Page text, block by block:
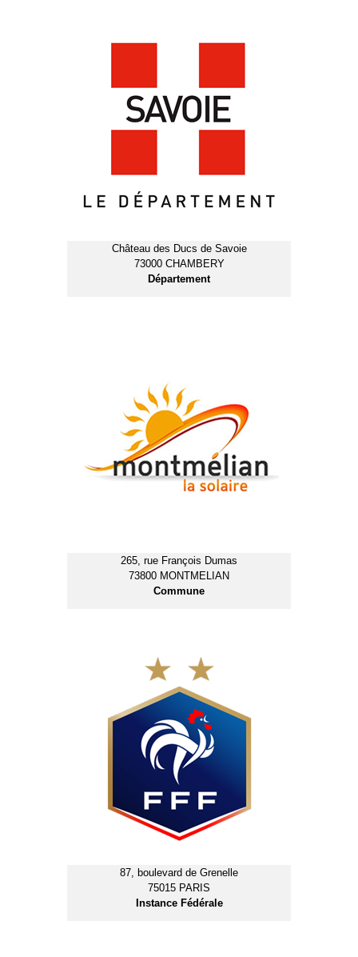
Château des Ducs de Savoie
73000 CHAMBERY
Département
265, rue François Dumas
73800 MONTMELIAN
Commune
87, boulevard de Grenelle
75015 PARIS
Instance Fédérale